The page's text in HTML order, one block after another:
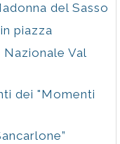
del Sasso
piazza
Nazionale Val
dei "Momenti